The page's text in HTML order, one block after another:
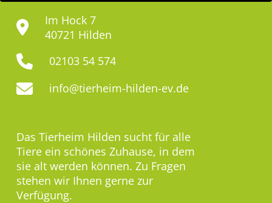
Im Hock 7
40721 Hilden
02103 54 574
info@tierheim-hilden-ev.de
Das Tierheim Hilden sucht für alle
Tiere ein schönes Zuhause, in dem
sie alt werden können. Zu Fragen
stehen wir Ihnen gerne zur
Verfügung.